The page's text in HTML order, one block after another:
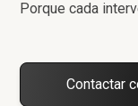
Porque cada
Contactar